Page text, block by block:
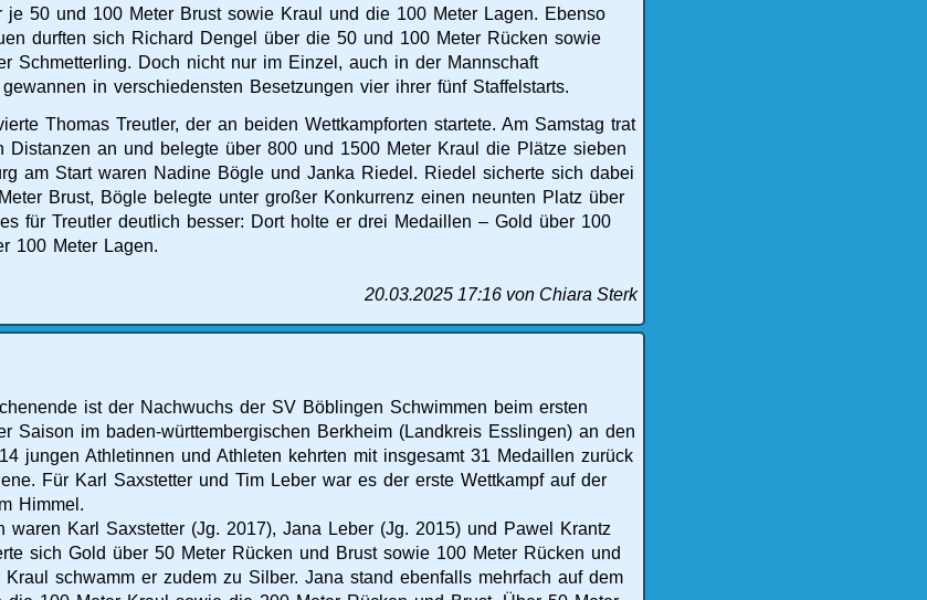
je 50 und 100 Meter Brust sowie Kraul und die 100 Meter Lagen. Ebenso
durften sich Richard Dengel über die 50 und 100 Meter Rücken sowie
Schmetterling. Doch nicht nur im Einzel, auch in der Mannschaft
in verschiedensten Besetzungen vier ihrer fünf Staffelstarts.
Thomas Treutler, der an beiden Wettkampforten startete. Am Samstag trat
Distanzen an und belegte über 800 und 1500 Meter Kraul die Plätze sieben
am Start waren Nadine Bögle und Janka Riedel. Riedel sicherte sich dabei
Brust, Bögle belegte unter großer Konkurrenz einen neunten Platz über
für Treutler deutlich besser: Dort holte er drei Medaillen – Gold über 100
100 Meter Lagen.
20.03.2025 17:16 von Chiara Sterk
ist der Nachwuchs der SV Böblingen Schwimmen beim ersten
Saison im baden-württembergischen Berkheim (Landkreis Esslingen) an den
jungen Athletinnen und Athleten kehrten mit insgesamt 31 Medaillen zurück
Für Karl Saxstetter und Tim Leber war es der erste Wettkampf auf der
Himmel.
waren Karl Saxstetter (Jg. 2017), Jana Leber (Jg. 2015) und Pawel Krantz
sich Gold über 50 Meter Rücken und Brust sowie 100 Meter Rücken und
Kraul schwamm er zudem zu Silber. Jana stand ebenfalls mehrfach auf dem